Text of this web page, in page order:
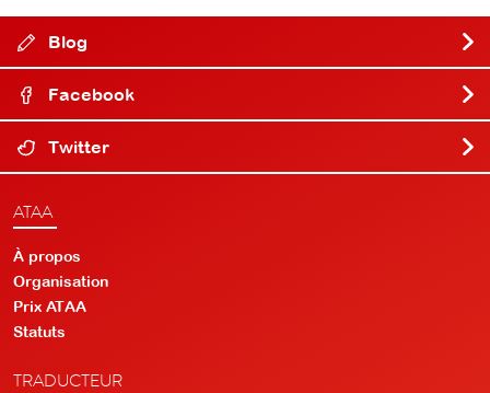
Blog
Facebook
Twitter
ATAA
À propos
Organisation
Prix ATAA
Statuts
TRADUCTEUR